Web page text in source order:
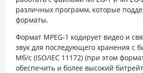
различных программ, которые
форматы.
Формат MPEG-1 кодирует видео и
звук для последующего хранения с
Mб/с (ISO/IEC 11172) (при этом
обеспечить и более высокий